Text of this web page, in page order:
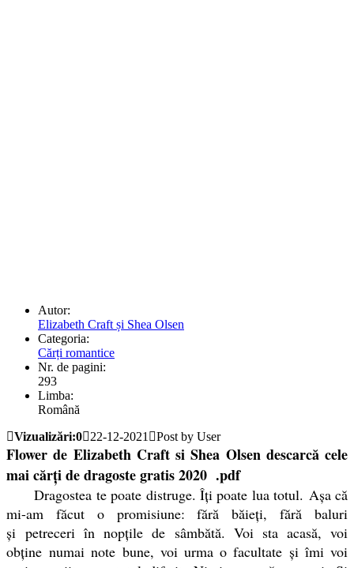
Autor:
Elizabeth Craft și Shea Olsen
Categoria:
Cărți romantice
Nr. de pagini:
293
Limba:
Română
Vizualizări:0
22-12-2021 Post by User
Flower de Elizabeth Craft si Shea Olsen descarcă cele
mai cărți de dragoste gratis 2020 .pdf
Dragostea te poate distruge. Îţi poate lua totul. Aşa că
mi-am făcut o promisiune: fără băieţi, fără baluri
şi petreceri în nopţile de sâmbătă. Voi sta acasă, voi
obţine numai note bune, voi urma o facultate şi îmi voi